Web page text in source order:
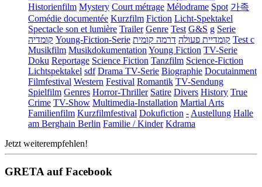
Historienfilm Mystery Court métrage Mélodrame Spot 가족
Comédie documentée Kurzfilm Fiction Licht-Spektakel
Spectacle son et lumière Trailer Genre Test G&S g Serie
קומדיה Young-Fiction-Serie קומדיית פעולה דרמה קומית
Test c
Musikfilm Musikdokumentation Young Fiction TV-Serie
Doku Reportage Science Fiction Tanzfilm Science-Fiction
Lichtspektakel sdf Drama TV-Serie Biographie Docutainment
Filmfestival Western Festival Romantik TV-Sendung
Spielfilm Genres Horror-Thriller Satire Divers History True
Crime TV-Show Multimedia-Installation Martial Arts
Familienfilm Kurzfilmfestival Dokufiction - Austellung Halle
am Berghain Berlin Familie / Kinder Kdrama
Jetzt weiterempfehlen!
GRETA auf Facebook